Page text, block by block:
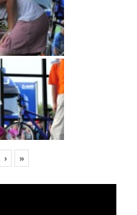
› »